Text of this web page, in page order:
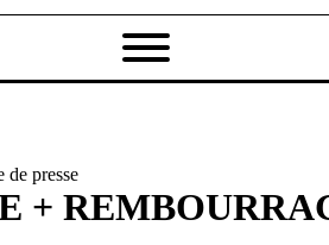
presse
+